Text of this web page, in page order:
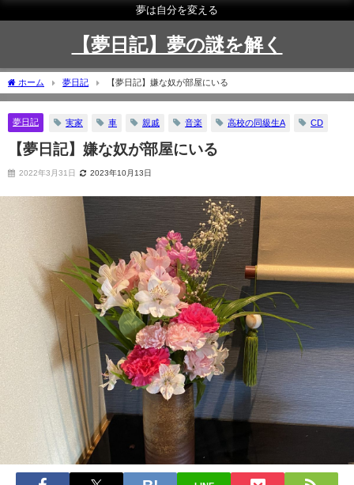
夢は自分を変える
【夢日記】夢の謎を解く
ホーム 夢日記 【夢日記】嫌な奴が部屋にいる
夢日記 実家 車 親戚 音楽 高校の同級生A CD
【夢日記】嫌な奴が部屋にいる
2022年3月31日 2023年10月13日